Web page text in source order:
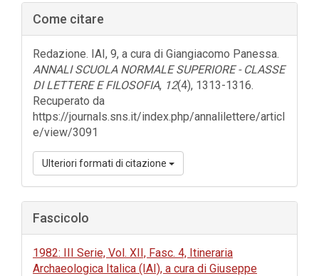
Barra
laterale
dell'articolo
Come citare
Redazione. IAI, 9, a cura di Giangiacomo Panessa.
ANNALI SCUOLA NORMALE SUPERIORE - CLASSE
DI LETTERE E FILOSOFIA, 12(4), 1313-1316.
Recuperato da
https://journals.sns.it/index.php/annalilettere/articl
e/view/3091
Ulteriori formati di citazione
Fascicolo
1982: III Serie, Vol. XII, Fasc. 4, Itineraria
Archaeologica Italica (IAI), a cura di Giuseppe